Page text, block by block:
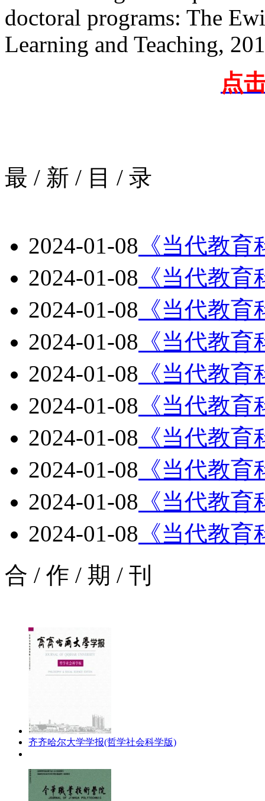
doctoral programs: The
Learning and Teaching,
点
最 / 新 / 目 / 录
2024-01-08 《当代教
2024-01-08 《当代教
2024-01-08 《当代教
2024-01-08 《当代教
2024-01-08 《当代教
2024-01-08 《当代教
2024-01-08 《当代教
2024-01-08 《当代教
2024-01-08 《当代教
2024-01-08 《当代教
合 / 作 / 期 / 刊
齐齐哈尔大学学报(哲学社会科学版)